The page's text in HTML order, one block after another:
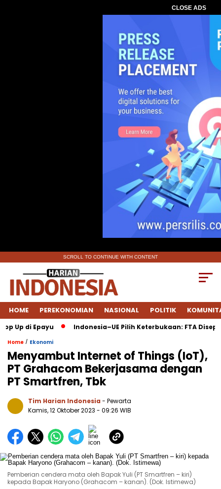
CLOSE ADS
SCROLL TO CONTINUE WITH CONTENT
HOME PEREKONOMIAN NASIONAL POLITIK
di Epayu Indonesia–UE Pilih Keterbukaan: FTA Disepakati
Home / Ekonomi
Menyambut Internet of Things (IoT),
PT Grahacom Bekerjasama dengan
PT Smartfren, Tbk
Tim Harian Indonesia - Pewarta
Kamis, 12 Oktober 2023 - 09:26 WIB
Pemberian cendera mata oleh Bapak Yuli (PT Smartfren – kiri)
kepada Bapak Haryono (Grahacom – kanan). (Dok. Istimewa)